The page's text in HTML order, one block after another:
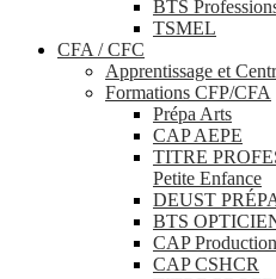
BTS
TSMEL
CFA / CFC
Apprentissage et
Formations CFP/CFA
Prépa Arts
CAP AEPE
TITRE
Petite Enfance
DEUST
BTS
CAP
CAP CSHCR